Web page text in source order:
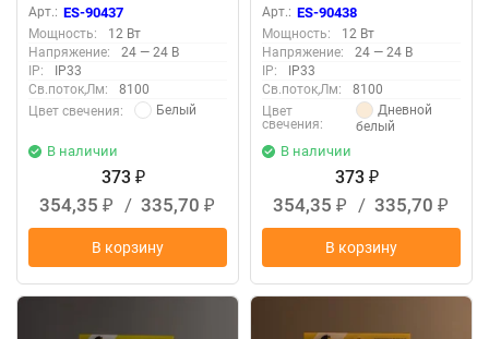
Арт.: ES-90437
Мощность:
12 Вт
Напряжение:
24 — 24 В
IP:
IP33
Св.поток,Лм:
8100
Цвет свечения:
Белый
В наличии
373 ₽
354,35 ₽ / 335,70 ₽
В корзину
Арт.: ES-90438
Мощность:
12 Вт
Напряжение:
24 — 24 В
IP:
IP33
Св.поток,Лм:
8100
Цвет
свечения:
Дневной
белый
В наличии
373 ₽
354,35 ₽ / 335,70 ₽
В корзину